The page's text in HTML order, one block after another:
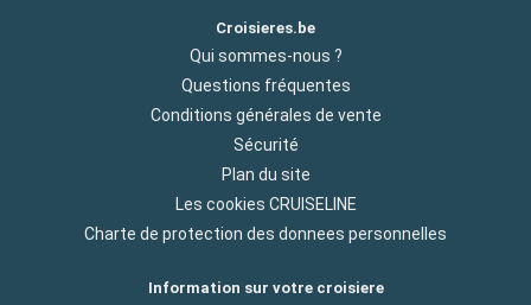
Croisieres.be
Qui sommes-nous ?
Questions fréquentes
Conditions générales de vente
Sécurité
Plan du site
Les cookies CRUISELINE
Charte de protection des donnees personnelles
Information sur votre croisiere